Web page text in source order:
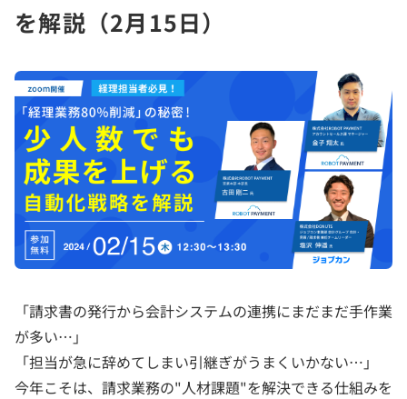
を解説（2月15日）
「請求書の発行から会計システムの連携にまだまだ手作業
が多い…」
「担当が急に辞めてしまい引継ぎがうまくいかない…」
今年こそは、請求業務の"人材課題"を解決できる仕組みを